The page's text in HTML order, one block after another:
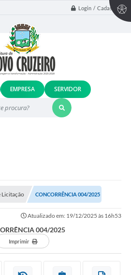
Login / Cadastro
procura?
EMPRESA SERVIDOR
Licitação CONCORRÊNCIA 004/2025
Atualizado em: 19/12/2025 às 16h53
004/2025
Imprimir